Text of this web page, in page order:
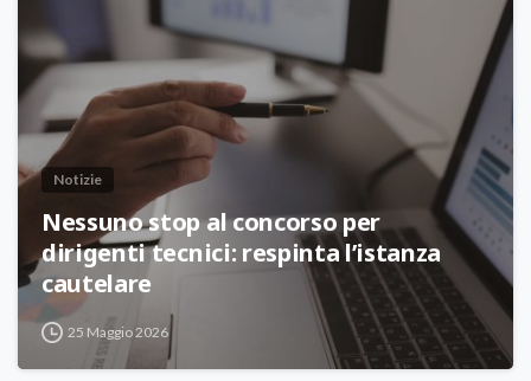
Notizie
Nessuno stop al concorso per
dirigenti tecnici: respinta l’istanza
cautelare
25 Maggio 2026